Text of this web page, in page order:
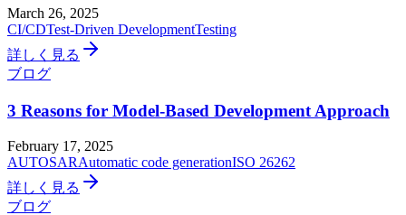
March 26, 2025
CI/CDTest-Driven DevelopmentTesting
詳しく見る
ブログ
3 Reasons for Model-Based Development Approach
February 17, 2025
AUTOSARAutomatic code generationISO 26262
詳しく見る
ブログ